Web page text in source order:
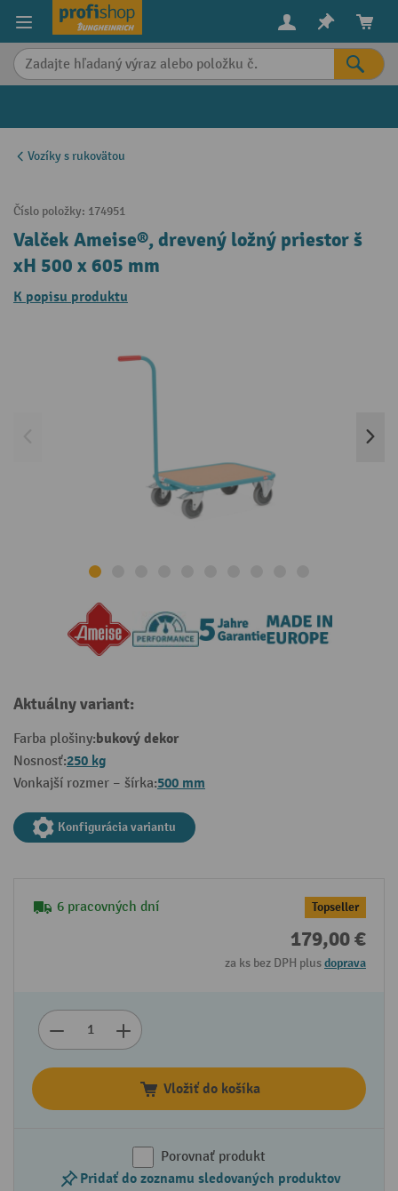
content
Vozíky s rukovätou
Číslo položky: 174951
Valček Ameise®, drevený ložný priestor š
xH 500 x 605 mm
K popisu produktu
Aktuálny variant:
Farba plošiny:bukový dekor
Nosnosť:250 kg
Vonkajší rozmer – šírka:500 mm
Konfigurácia variantu
6 pracovných dní Topseller
179,00 €
za ks bez DPH plusdoprava
Vložiť do košíka
Porovnať produkt
Pridať do zoznamu sledovaných produktov